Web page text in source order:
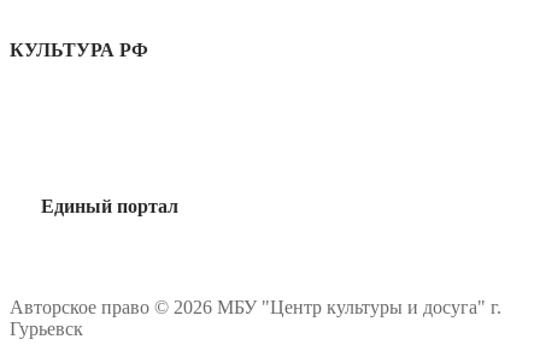
КУЛЬТУРА РФ
Единый портал
Авторское право © 2026 МБУ "Центр культуры и досуга" г.
Гурьевск